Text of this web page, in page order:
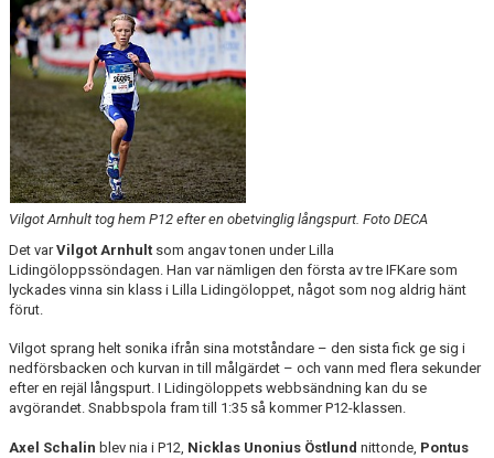
Vilgot Arnhult tog hem P12 efter en obetvinglig långspurt. Foto DECA
Det varVilgot Arnhult som angav tonen under Lilla
Lidingöloppssöndagen. Han var nämligen den första av tre IFKare som
lyckades vinna sin klass i Lilla Lidingöloppet, något som nog aldrig hänt
förut.
Vilgot sprang helt sonika ifrån sina motståndare – den sista fick ge sig i
nedförsbacken och kurvan in till målgärdet – och vann med flera sekunder
efter en rejäl långspurt. I Lidingöloppets webbsändning kan du se
avgörandet. Snabbspola fram till 1:35 så kommer P12-klassen.
Axel Schalin blev nia i P12, Nicklas Unonius Östlund nittonde, Pontus